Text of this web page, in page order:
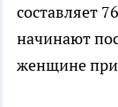
составляет
начинают
женщине